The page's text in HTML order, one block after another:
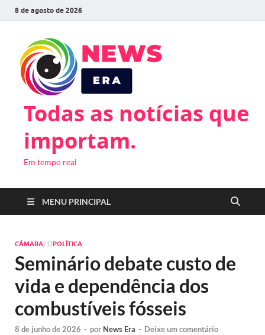
8 de agosto de 2026
Todas as notícias que
importam.
Em tempo real
MENU PRINCIPAL
CÂMARA/ OPOLÍTICA
Seminário debate custo de
vida e dependência dos
combustíveis fósseis
8 de junho de 2026 - por News Era - Deixe um comentário